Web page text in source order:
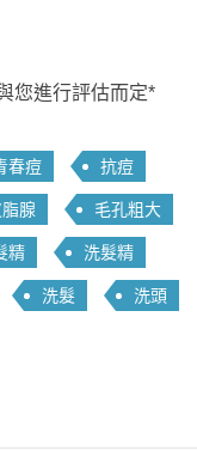
您進行評估而定*
春痘 抗痘
腺 毛孔粗大
精 洗髮精
洗髮 洗頭